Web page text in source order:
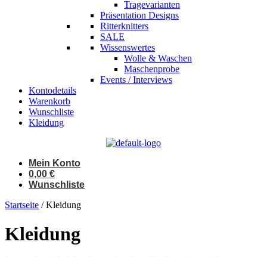
Tragevarianten
Präsentation Designs
Ritterknitters
SALE
Wissenswertes
Wolle & Waschen
Maschenprobe
Events / Interviews
Kontodetails
Warenkorb
Wunschliste
Kleidung
Mein Konto
0,00 €
Wunschliste
Startseite / Kleidung
Kleidung